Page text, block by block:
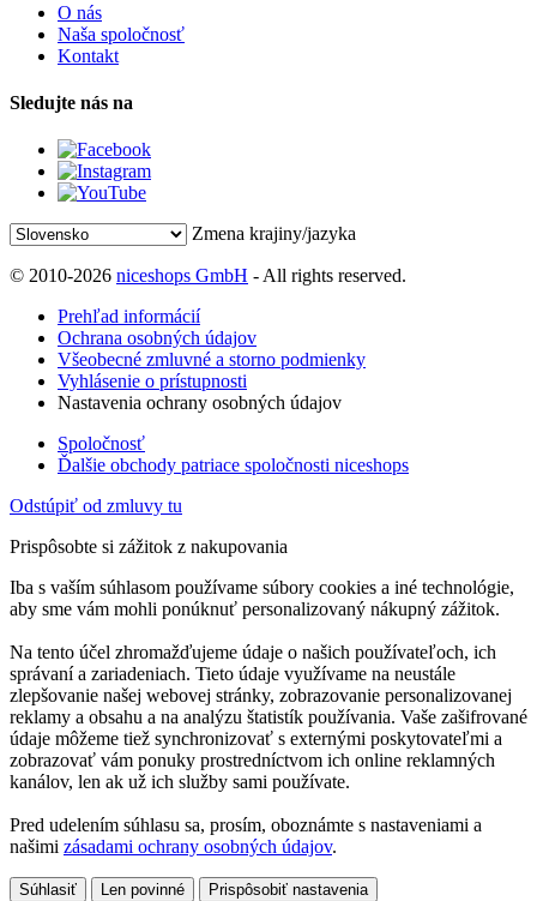
O nás
Naša spoločnosť
Kontakt
Sledujte nás na
Zmena krajiny/jazyka
© 2010-2026 niceshops GmbH - All rights reserved.
Prehľad informácií
Ochrana osobných údajov
Všeobecné zmluvné a storno podmienky
Vyhlásenie o prístupnosti
Nastavenia ochrany osobných údajov
Spoločnosť
Ďalšie obchody patriace spoločnosti niceshops
Odstúpiť od zmluvy tu
Prispôsobte si zážitok z nakupovania
Iba s vaším súhlasom používame súbory cookies a iné technológie,
aby sme vám mohli ponúknuť personalizovaný nákupný zážitok.
Na tento účel zhromažďujeme údaje o našich používateľoch, ich
správaní a zariadeniach. Tieto údaje využívame na neustále
zlepšovanie našej webovej stránky, zobrazovanie personalizovanej
reklamy a obsahu a na analýzu štatistík používania. Vaše zašifrované
údaje môžeme tiež synchronizovať s externými poskytovateľmi a
zobrazovať vám ponuky prostredníctvom ich online reklamných
kanálov, len ak už ich služby sami používate.
Pred udelením súhlasu sa, prosím, oboznámte s nastaveniami a
našimi zásadami ochrany osobných údajov.
Súhlasiť Len povinné Prispôsobiť nastavenia